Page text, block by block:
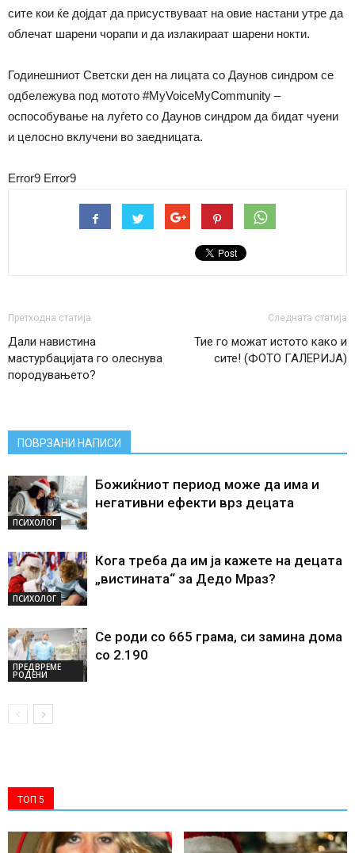
сите кои ќе дојдат да присуствуваат на овие настани утре да
облечат шарени чорапи и да излакираат шарени нокти.
Годинешниот Светски ден на лицата со Даунов синдром се
одбележува под мотото #MyVoiceMyCommunity –
оспособување на луѓето со Даунов синдром да бидат чуени
и целосно вклучени во заедницата.
Error9 Error9
Претходна статија
Дали навистина
мастурбацијата го олеснува
породувањето?
Следната статија
Тие го можат истото како и
сите! (ФОТО ГАЛЕРИЈА)
ПОВРЗАНИ НАПИСИ
ПСИХОЛОГ
Божиќниот период може да има и
негативни ефекти врз децата
ПСИХОЛОГ
Кога треба да им ја кажете на децата
„вистината“ за Дедо Мраз?
ПРЕДВРЕМЕ
РОДЕНИ
Се роди со 665 грама, си замина дома
со 2.190
ТОП 5